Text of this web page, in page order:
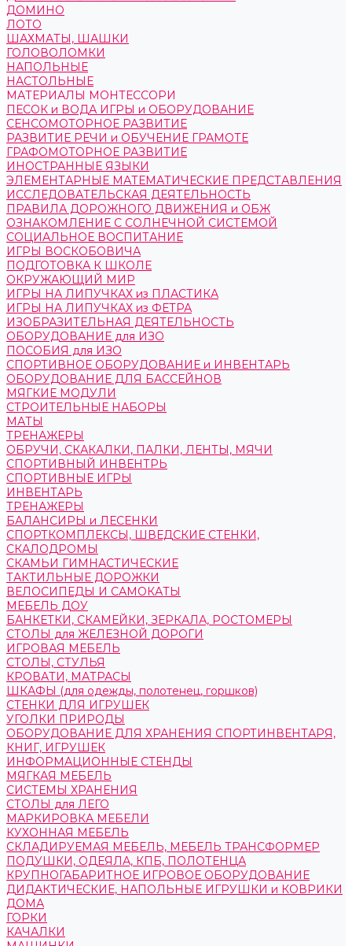
ДОМИНО
ЛОТО
ШАХМАТЫ, ШАШКИ
ГОЛОВОЛОМКИ
НАПОЛЬНЫЕ
НАСТОЛЬНЫЕ
МАТЕРИАЛЫ МОНТЕССОРИ
ПЕСОК и ВОДА ИГРЫ и ОБОРУДОВАНИЕ
СЕНСОМОТОРНОЕ РАЗВИТИЕ
РАЗВИТИЕ РЕЧИ и ОБУЧЕНИЕ ГРАМОТЕ
ГРАФОМОТОРНОЕ РАЗВИТИЕ
ИНОСТРАННЫЕ ЯЗЫКИ
ЭЛЕМЕНТАРНЫЕ МАТЕМАТИЧЕСКИЕ ПРЕДСТАВЛЕНИЯ
ИССЛЕДОВАТЕЛЬСКАЯ ДЕЯТЕЛЬНОСТЬ
ПРАВИЛА ДОРОЖНОГО ДВИЖЕНИЯ и ОБЖ
ОЗНАКОМЛЕНИЕ С СОЛНЕЧНОЙ СИСТЕМОЙ
СОЦИАЛЬНОЕ ВОСПИТАНИЕ
ИГРЫ ВОСКОБОВИЧА
ПОДГОТОВКА К ШКОЛЕ
ОКРУЖАЮЩИЙ МИР
ИГРЫ НА ЛИПУЧКАХ из ПЛАСТИКА
ИГРЫ НА ЛИПУЧКАХ из ФЕТРА
ИЗОБРАЗИТЕЛЬНАЯ ДЕЯТЕЛЬНОСТЬ
ОБОРУДОВАНИЕ для ИЗО
ПОСОБИЯ для ИЗО
СПОРТИВНОЕ ОБОРУДОВАНИЕ и ИНВЕНТАРЬ
ОБОРУДОВАНИЕ ДЛЯ БАССЕЙНОВ
МЯГКИЕ МОДУЛИ
СТРОИТЕЛЬНЫЕ НАБОРЫ
МАТЫ
ТРЕНАЖЕРЫ
ОБРУЧИ, СКАКАЛКИ, ПАЛКИ, ЛЕНТЫ, МЯЧИ
СПОРТИВНЫЙ ИНВЕНТРЬ
СПОРТИВНЫЕ ИГРЫ
ИНВЕНТАРЬ
ТРЕНАЖЕРЫ
БАЛАНСИРЫ и ЛЕСЕНКИ
СПОРТКОМПЛЕКСЫ, ШВЕДСКИЕ СТЕНКИ,
СКАЛОДРОМЫ
СКАМЬИ ГИМНАСТИЧЕСКИЕ
ТАКТИЛЬНЫЕ ДОРОЖКИ
ВЕЛОСИПЕДЫ И САМОКАТЫ
МЕБЕЛЬ ДОУ
БАНКЕТКИ, СКАМЕЙКИ, ЗЕРКАЛА, РОСТОМЕРЫ
СТОЛЫ для ЖЕЛЕЗНОЙ ДОРОГИ
ИГРОВАЯ МЕБЕЛЬ
СТОЛЫ, СТУЛЬЯ
КРОВАТИ, МАТРАСЫ
ШКАФЫ (для одежды, полотенец, горшков)
СТЕНКИ ДЛЯ ИГРУШЕК
УГОЛКИ ПРИРОДЫ
ОБОРУДОВАНИЕ ДЛЯ ХРАНЕНИЯ СПОРТИНВЕНТАРЯ,
КНИГ, ИГРУШЕК
ИНФОРМАЦИОННЫЕ СТЕНДЫ
МЯГКАЯ МЕБЕЛЬ
СИСТЕМЫ ХРАНЕНИЯ
СТОЛЫ для ЛЕГО
МАРКИРОВКА МЕБЕЛИ
КУХОННАЯ МЕБЕЛЬ
СКЛАДИРУЕМАЯ МЕБЕЛЬ, МЕБЕЛЬ ТРАНСФОРМЕР
ПОДУШКИ, ОДЕЯЛА, КПБ, ПОЛОТЕНЦА
КРУПНОГАБАРИТНОЕ ИГРОВОЕ ОБОРУДОВАНИЕ
ДИДАКТИЧЕСКИЕ, НАПОЛЬНЫЕ ИГРУШКИ и КОВРИКИ
ДОМА
ГОРКИ
КАЧАЛКИ